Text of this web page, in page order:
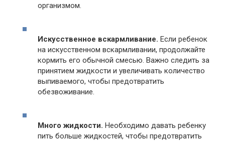
организмом.
Искусственное вскармливание. Если ребенок
на искусственном вскармливании, продолжайте
кормить его обычной смесью. Важно следить за
принятием жидкости и увеличивать количество
выпиваемого, чтобы предотвратить
обезвоживание.
Много жидкости. Необходимо давать ребенку
пить больше жидкостей, чтобы предотвратить